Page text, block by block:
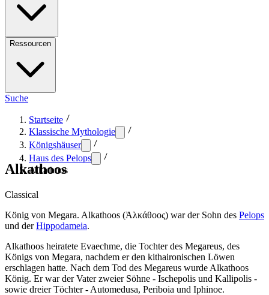
Ressourcen
Suche
Startseite
Klassische Mythologie
Königshäuser
Haus des Pelops
Alkathoos
Alkathoos
Classical
König von Megara. Alkathoos (Ἀλκάθοος) war der Sohn des Pelops
und derHippodameia.
Alkathoos heiratete Evaechme, die Tochter des Megareus, des
Königs von Megara, nachdem er den kithaironischen Löwen
erschlagen hatte. Nach dem Tod des Megareus wurde Alkathoos
König. Er war der Vater zweier Söhne - Ischepolis und Kallipolis -
sowie dreier Töchter - Automedusa, Periboia und Iphinoe.